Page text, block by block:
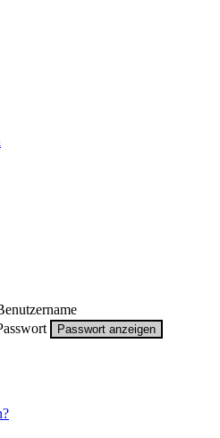
Passwort anzeigen